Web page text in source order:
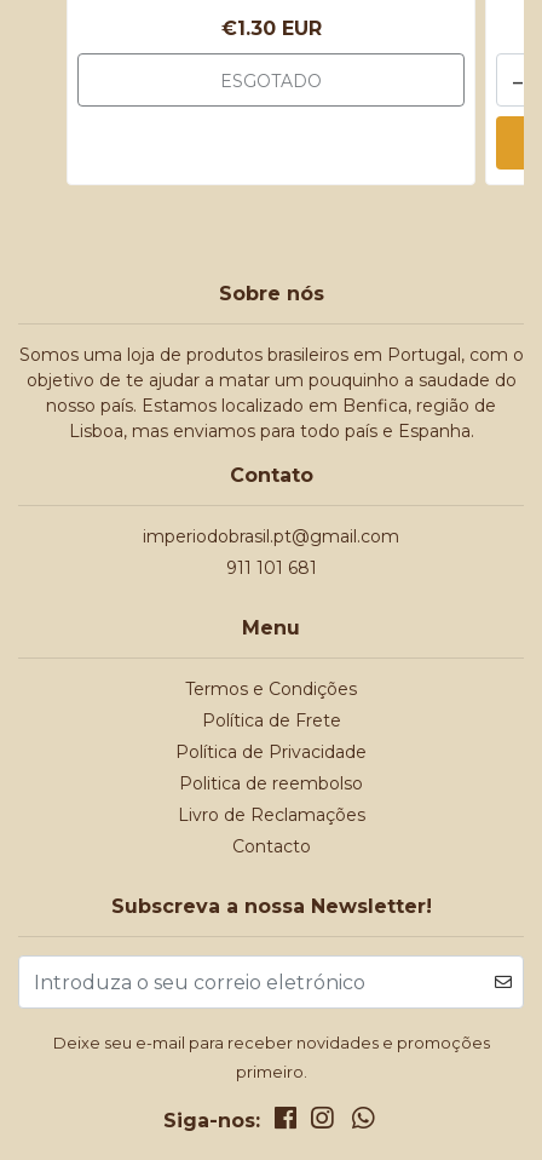
€1.30 EUR
ESGOTADO -
Sobre nós
Somos uma loja de produtos brasileiros em Portugal, com o
objetivo de te ajudar a matar um pouquinho a saudade do
nosso país. Estamos localizado em Benfica, região de
Lisboa, mas enviamos para todo país e Espanha.
Contato
imperiodobrasil.pt@gmail.com
911 101 681
Menu
Termos e Condições
Política de Frete
Política de Privacidade
Politica de reembolso
Livro de Reclamações
Contacto
Subscreva a nossa Newsletter!
Deixe seu e-mail para receber novidades e promoções
primeiro.
Siga-nos: